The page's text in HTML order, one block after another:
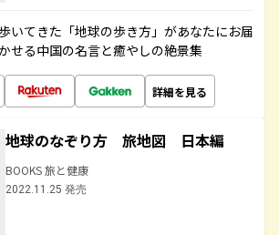
いてきた「地球の歩き方」があなたにお届
せる中国の名言と癒やしの絶景集
詳細を見る
地球のなぞり方 旅地図 日本編
BOOKS 旅と健康
2022.11.25 発売